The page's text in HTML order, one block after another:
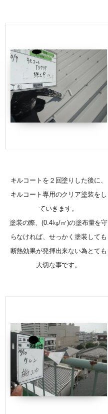
キルコートを２回塗りした後に、
キルコート専用のクリア塗装をし
ていきます。
塗装の際、(0.4㎏/㎡)の塗布量を守
らなければ、せっかく塗装しても
断熱効果が発揮出来ない為とても
大切な事です。